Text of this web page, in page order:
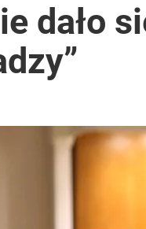
dało